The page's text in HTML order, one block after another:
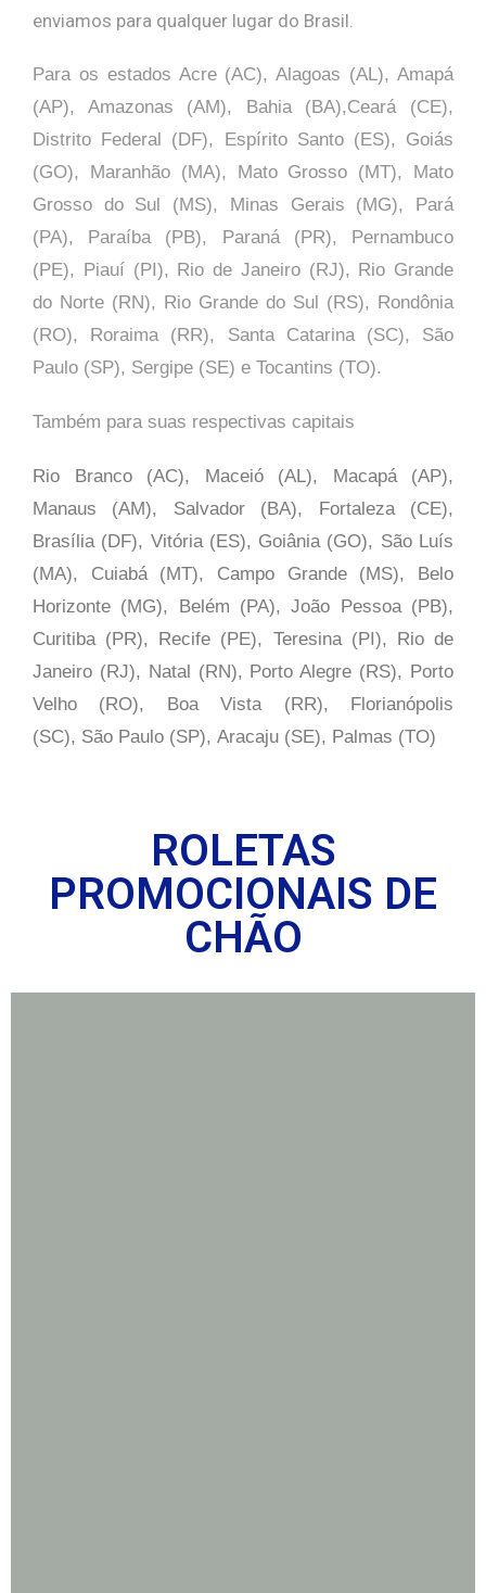
enviamos para qualquer lugar do Brasil.
Para os estados Acre (AC), Alagoas (AL), Amapá
(AP), Amazonas (AM), Bahia (BA),Ceará (CE),
Distrito Federal (DF), Espírito Santo (ES), Goiás
(GO), Maranhão (MA), Mato Grosso (MT), Mato
Grosso do Sul (MS), Minas Gerais (MG), Pará
(PA), Paraíba (PB), Paraná (PR), Pernambuco
(PE), Piauí (PI), Rio de Janeiro (RJ), Rio Grande
do Norte (RN), Rio Grande do Sul (RS), Rondônia
(RO), Roraima (RR), Santa Catarina (SC), São
Paulo (SP), Sergipe (SE) e Tocantins (TO).
Também para suas respectivas capitais
Rio Branco (AC), Maceió (AL), Macapá (AP),
Manaus (AM), Salvador (BA), Fortaleza (CE),
Brasília (DF), Vitória (ES), Goiânia (GO), São Luís
(MA), Cuiabá (MT), Campo Grande (MS), Belo
Horizonte (MG), Belém (PA), João Pessoa (PB),
Curitiba (PR), Recife (PE), Teresina (PI), Rio de
Janeiro (RJ), Natal (RN), Porto Alegre (RS), Porto
Velho (RO), Boa Vista (RR), Florianópolis
(SC), São Paulo (SP), Aracaju (SE), Palmas (TO)
ROLETAS
PROMOCIONAIS DE
CHÃO